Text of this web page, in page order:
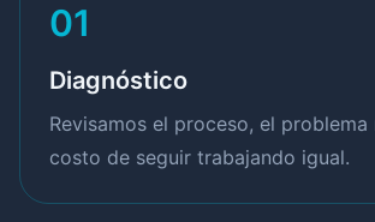
01
Diagnóstico
Revisamos el proceso, el problema
costo de seguir trabajando igual.